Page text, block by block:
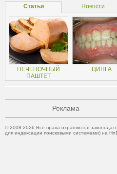
Статьи Новости
ПЕЧЕНОЧНЫЙ
ПАШТЕТ
ЦИНГА
Реклама
© 2008-2026 Все права охраняются
для индексации поисковыми системами) на